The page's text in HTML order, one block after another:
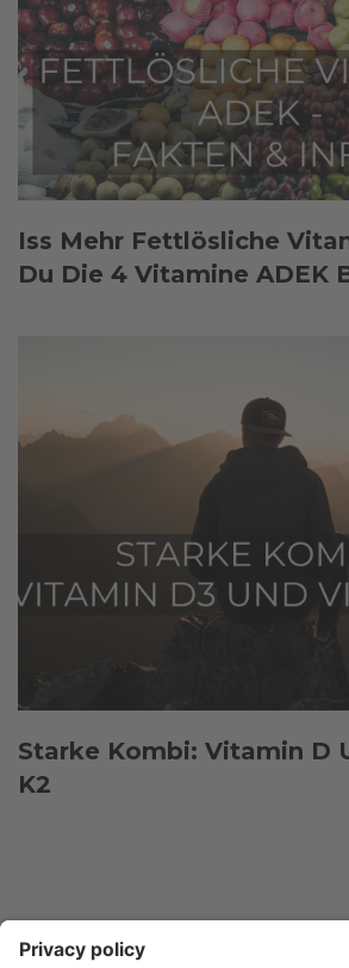
Iss Mehr Fettlösliche
Du Die 4 Vitamine ADEK
Starke Kombi: Vitamin D
K2